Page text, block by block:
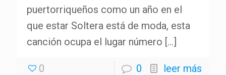
puertorriqueños como un año en el
que estar Soltera está de moda, esta
canción ocupa el lugar número […]
0 0 leer más